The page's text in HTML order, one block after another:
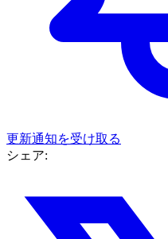
更新通知を受け取る
シェア: